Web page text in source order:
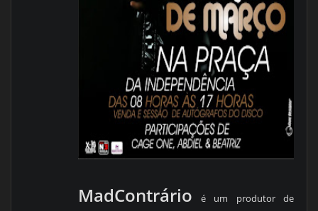
MadContrário é um produtor de